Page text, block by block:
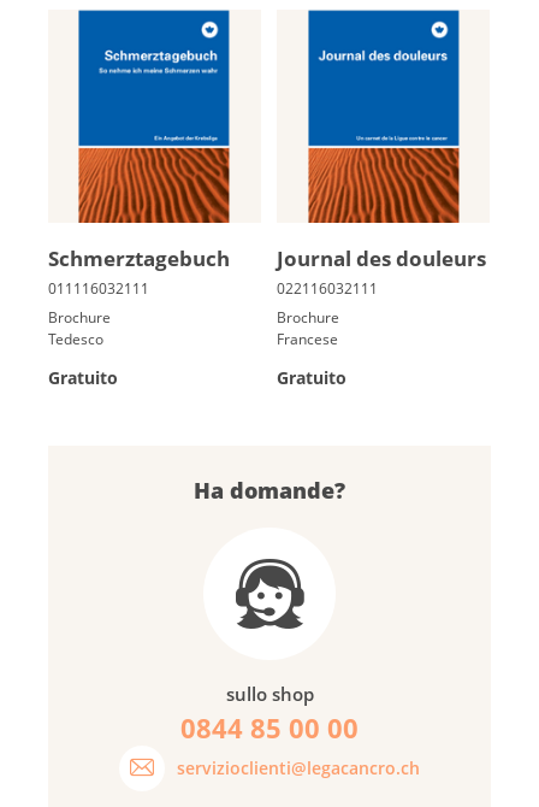
Schmerz­ta­ge­buch
Brochure
Tedesco
Gratuito
Jour­nal des dou­leurs
Brochure
Francese
Gratuito
Ha domande?
sullo shop
0844 85 00 00
servizioclienti@legacancro.ch